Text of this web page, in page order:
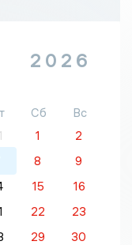
2026
Сб
Вс
1
2
8
9
15
16
22
23
29
30